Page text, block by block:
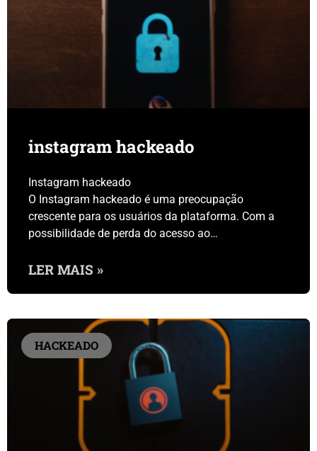
instagram hackeado
Instagram hackeado
O Instagram hackeado é uma preocupação
crescente para os usuários da plataforma. Com a
possibilidade de perda do acesso ao…
LER MAIS »
HACKEADO